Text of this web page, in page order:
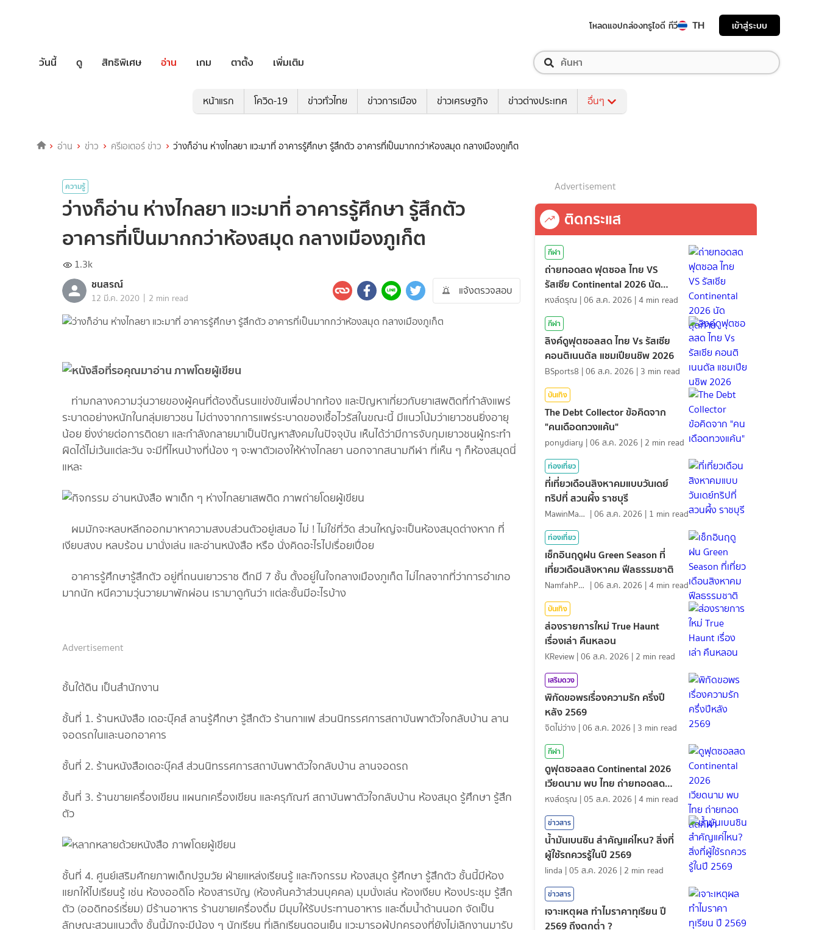
โหลดแอปกล่องทรูไอดี ทีวี TH เข้าสู่ระบบ
วันนี้ ดู สิทธิพิเศษ อ่าน เกม ตาตั้ง เพิ่มเติม
หน้าแรก โควิด-19 ข่าวทั่วไทย ข่าวการเมือง ข่าวเศรษฐกิจ ข่าวต่างประเทศ อื่นๆ
อ่าน ข่าว ครีเอเตอร์ ข่าว ว่างก็อ่าน ห่างไกลยา แวะมาที่ อาคารรู้ศึกษา รู้สึกตัว อาคารที่เป็นมากกว่าห้องสมุด กลางเมืองภูเก็ต
ความรู้
ว่างก็อ่าน ห่างไกลยา แวะมาที่ อาคารรู้ศึกษา รู้สึกตัว
อาคารที่เป็นมากกว่าห้องสมุด กลางเมืองภูเก็ต
1.3k
ชนสรณ์
12 มี.ค. 2020 | 2 min read
แจ้งตรวจสอบ
ท่ามกลางความวุ่นวายของผู้คนที่ต้องดิ้นรนแข่งขันเพื่อปากท้อง และปัญหาเกี่ยวกับยาเสพติดที่กำลังแพร่
ระบาดอย่างหนักในกลุ่มเยาวชน ไม่ต่างจากการแพร่ระบาดของเชื้อไวรัสในขณะนี้ มีแนวโน้มว่าเยาวชนยิ่งอายุ
น้อย ยิ่งง่ายต่อการติดยา และกำลังกลายมาเป็นปัญหาสังคมในปัจจุบัน เห็นได้ว่ามีการจับกุมเยาวชนผู้กระทำ
ผิดได้ไม่เว้นแต่ละวัน จะมีที่ไหนบ้างที่น้อง ๆ จะพาตัวเองให้ห่างไกลยา นอกจากสนามกีฬา ที่เห็น ๆ ก็ห้องสมุดนี่
แหละ
ผมมักจะหลบหลีกออกมาหาความสงบส่วนตัวอยู่เสมอ ไม่ ! ไม่ใช่ที่วัด ส่วนใหญ่จะเป็นห้องสมุดต่างหาก ที่
เงียบสงบ หลบร้อน มานั่งเล่น และอ่านหนังสือ หรือ นั่งคิดอะไรไปเรื่อยเปื่อย
อาคารรู้ศึกษารู้สึกตัว อยู่ที่ถนนเยาวราช ตึกมี 7 ชั้น ตั้งอยู่ในใจกลางเมืองภูเก็ต ไม่ไกลจากที่ว่าการอำเภอ
มากนัก หนีความวุ่นวายมาพักผ่อน เรามาดูกันว่า แต่ละชั้นมีอะไรบ้าง
Advertisement
ชั้นใต้ดิน เป็นสำนักงาน
ชั้นที่ 1. ร้านหนังสือ เดอะบุ๊คส์ ลานรู้ศึกษา รู้สึกตัว ร้านกาแฟ ส่วนนิทรรศการสถาบันพาตัวใจกลับบ้าน ลาน
จอดรถในและนอกอาคาร
ชั้นที่ 2. ร้านหนังสือเดอะบุ๊คส์ ส่วนนิทรรศการสถาบันพาตัวใจกลับบ้าน ลานจอดรถ
ชั้นที่ 3. ร้านขายเครื่องเขียน แผนกเครื่องเขียน และครุภัณฑ์ สถาบันพาตัวใจกลับบ้าน ห้องสมุด รู้ศึกษา รู้สึก
ตัว
ชั้นที่ 4. ศูนย์เสริมศักยภาพเด็กปฐมวัย ฝ่ายแหล่งเรียนรู้ และกิจกรรม ห้องสมุด รู้ศึกษา รู้สึกตัว ชั้นนี้มีห้อง
แยกให้ไปเรียนรู้ เช่น ห้องออดิโอ ห้องสารบัญ (ห้องค้นคว้าส่วนบุคคล) มุมนั่งเล่น ห้องเงียบ ห้องประชุม รู้สึก
ตัว (ออดิทอร์เรี่ยม) มีร้านอาหาร ร้านขายเครื่องดื่ม มีมุมให้รับประทานอาหาร และดื่มน้ำด้านนอก จัดเป็น
ลักษณะสวนแนวตั้ง ชั้นนี้มักจะมีน้อง ๆ นักเรียน ที่เลิกเรียนตอนเย็น แวะมารอผู้ปกครองที่ยังไม่เลิกงานมารับ
Advertisement
ติดกระแส
กีฬา
ถ่ายทอดสด ฟุตซอล ไทย VS
รัสเซีย Continental 2026 นัด
สุดท้าย
หงส์ดรุณ |06 ส.ค. 2026 |4 min read
กีฬา
ลิงค์ดูฟุตซอลสด ไทย Vs รัสเซีย
คอนติเนนตัล แชมเปียนชิพ 2026
BSports8 |06 ส.ค. 2026 | 3 min read
บันเทิง
The Debt Collector ข้อคิดจาก
"คนเดือดทวงแค้น"
ponydiary |06 ส.ค. 2026 | 2 min read
ท่องเที่ยว
ที่เที่ยวเดือนสิงหาคมแบบวันเดย์
ทริปที่ สวนผึ้ง ราชบุรี
MawinMatravel |06 ส.ค. 2026 | 1 min read
ท่องเที่ยว
เช็กอินฤดูฝน Green Season ที่
เที่ยวเดือนสิงหาคม ฟีลธรรมชาติ
NamfahPhupha |06 ส.ค. 2026 |4 min read
บันเทิง
ส่องรายการใหม่ True Haunt
เรื่องเล่า คืนหลอน
KReview |06 ส.ค. 2026 | 2 min read
เสริมดวง
พิกัดขอพรเรื่องความรัก ครึ่งปี
หลัง 2569
จิตไม่ว่าง |06 ส.ค. 2026 | 3 min read
กีฬา
ดูฟุตซอลสด Continental 2026
เวียดนาม พบ ไทย ถ่ายทอดสด
กีฬา
หงส์ดรุณ |05 ส.ค. 2026 |4 min read
ข่าวสาร
น้ำมันเบนซิน สำคัญแค่ไหน? สิ่งที่
ผู้ใช้รถควรรู้ในปี 2569
linda |05 ส.ค. 2026 | 2 min read
ข่าวสาร
เจาะเหตุผล ทำไมราคาทุเรียน ปี
2569 ถึงตกต่ำ ?